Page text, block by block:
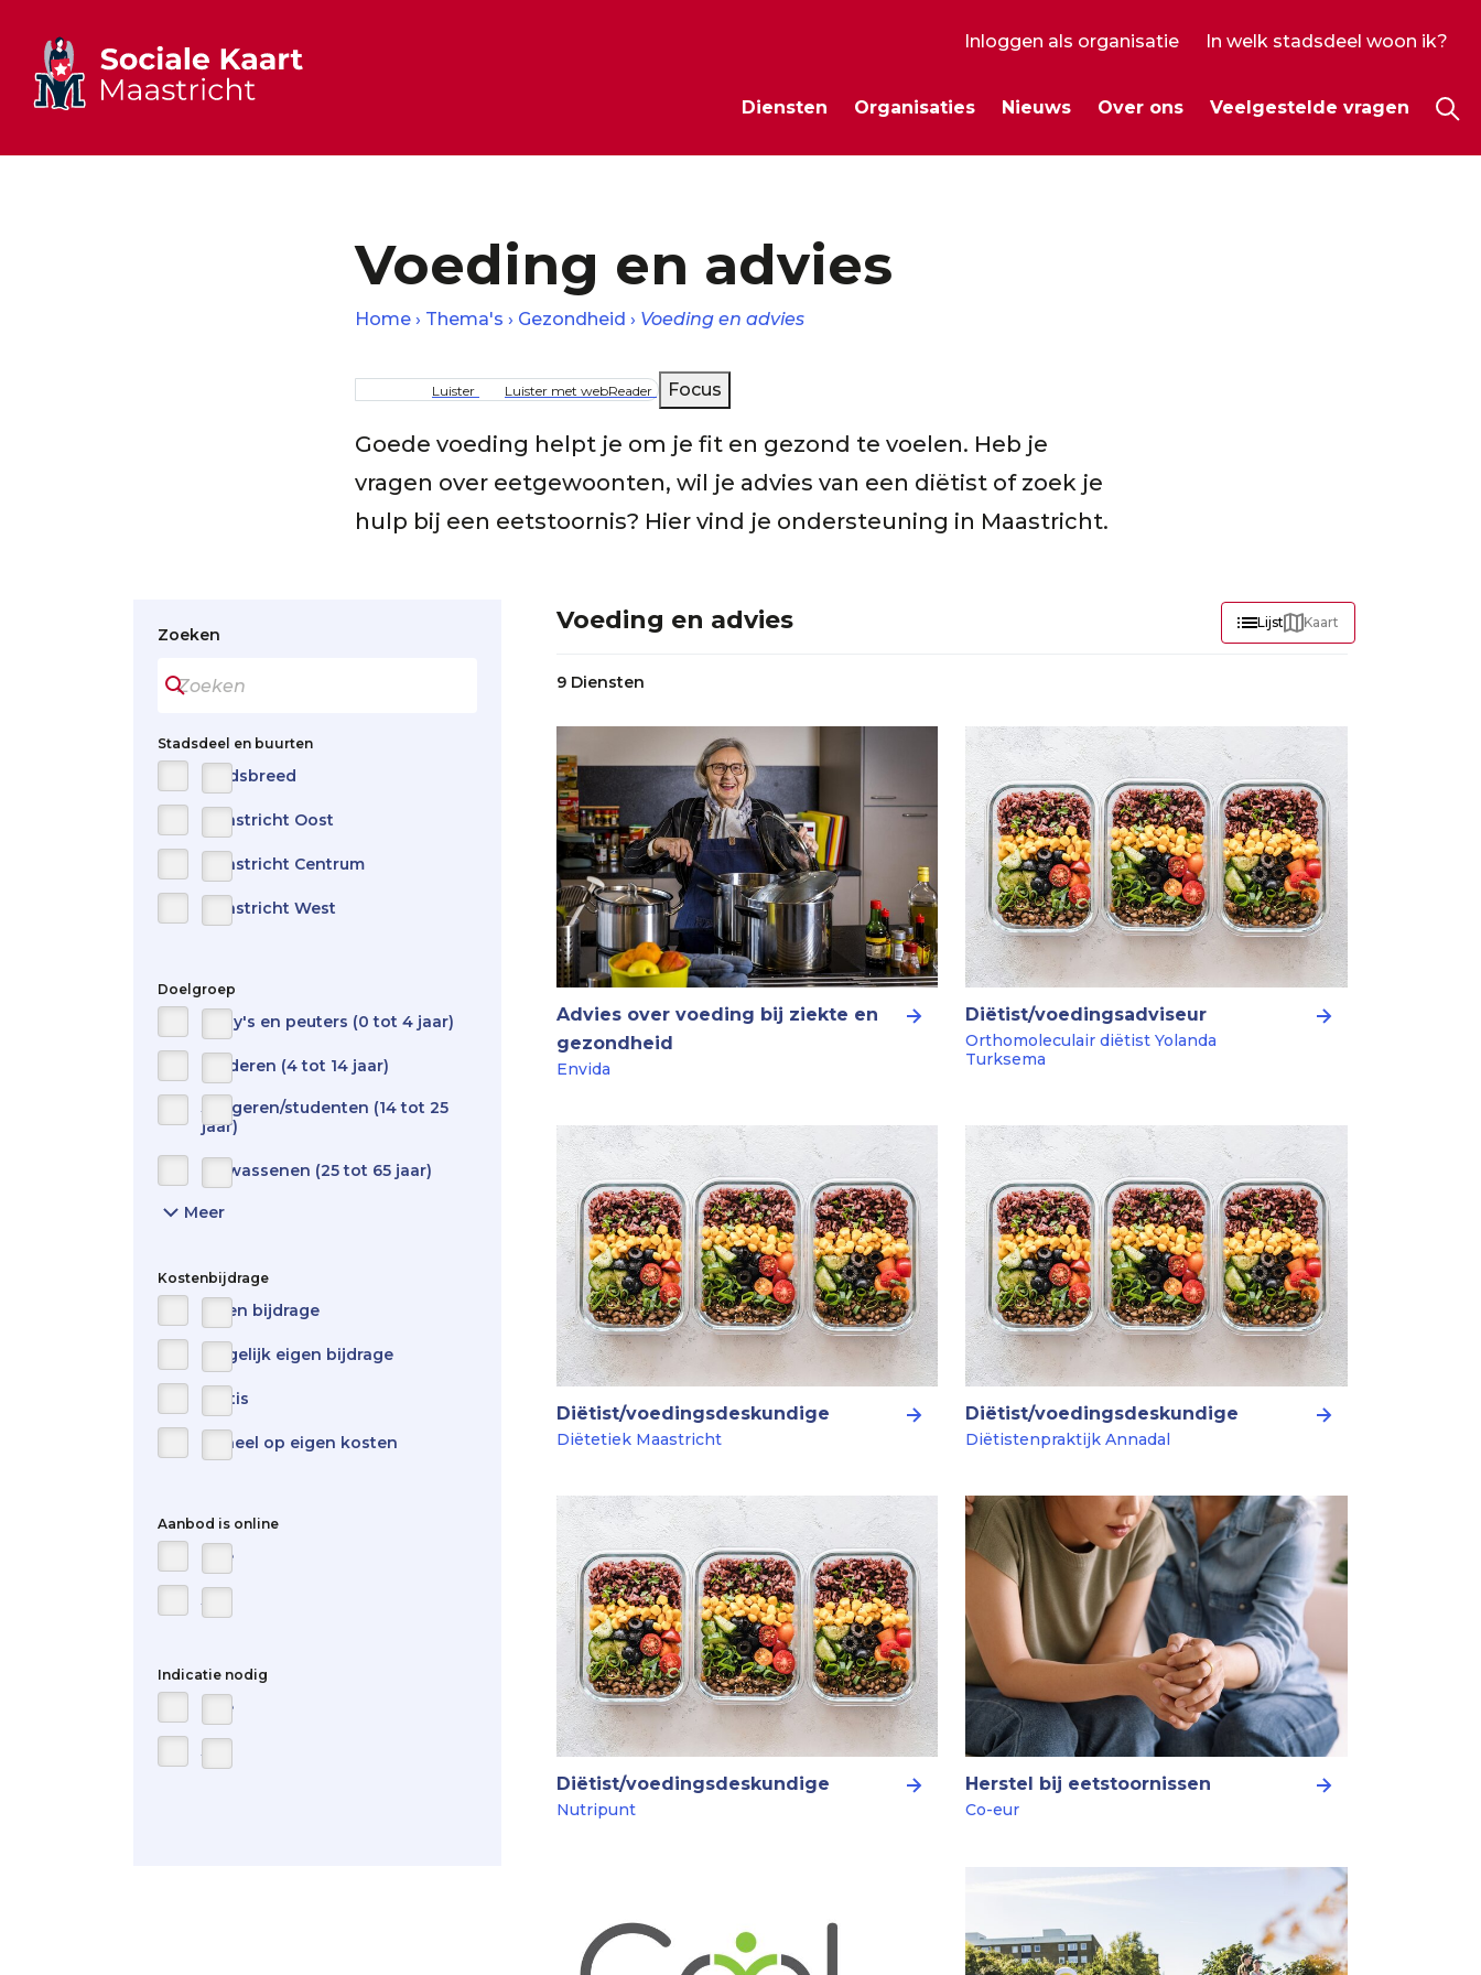
Secundair
Inloggen als organisatie In welk stadsdeel woon ik?
Diensten Organisaties Nieuws Over ons Veelgestelde vragen
Voeding en advies
Kruimelpad
Home Thema's Gezondheid Voeding en advies
Luister Luister met webReader Focus
Goede voeding helpt je om je fit en gezond te voelen. Heb je
vragen over eetgewoonten, wil je advies van een diëtist of zoek je
hulp bij een eetstoornis? Hier vind je ondersteuning in Maastricht.
Zoeken
Stadsdeel en buurten
Stadsbreed
Maastricht Oost
Maastricht Centrum
Maastricht West
Doelgroep
Baby's en peuters (0 tot 4 jaar)
Kinderen (4 tot 14 jaar)
Jongeren/studenten (14 tot 25
jaar)
Volwassenen (25 tot 65 jaar)
Meer
Show
for
target-
audience
Kostenbijdrage
Eigen bijdrage
Mogelijk eigen bijdrage
Gratis
Geheel op eigen kosten
Aanbod is online
Nee
Indicatie nodig
Nee
Voeding en advies Lijst Kaart
9 Diensten
Advies over voeding bij ziekte en
gezondheid
Envida
Diëtist/voedingsadviseur
Orthomoleculair diëtist Yolanda
Turksema
Diëtist/voedingsdeskundige
Diëtetiek Maastricht
Diëtist/voedingsdeskundige
Diëtistenpraktijk Annadal
Diëtist/voedingsdeskundige
Nutripunt
Herstel bij eetstoornissen
Co-eur